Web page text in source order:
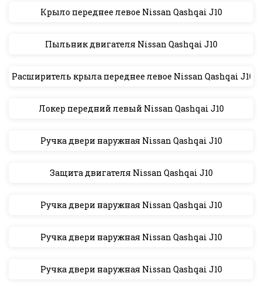
Крыло переднее левое Nissan Qashqai J10
Пыльник двигателя Nissan Qashqai J10
Расширитель крыла переднее левое Nissan Qashqai J10
Локер передний левый Nissan Qashqai J10
Ручка двери наружная Nissan Qashqai J10
Защита двигателя Nissan Qashqai J10
Ручка двери наружная Nissan Qashqai J10
Ручка двери наружная Nissan Qashqai J10
Ручка двери наружная Nissan Qashqai J10